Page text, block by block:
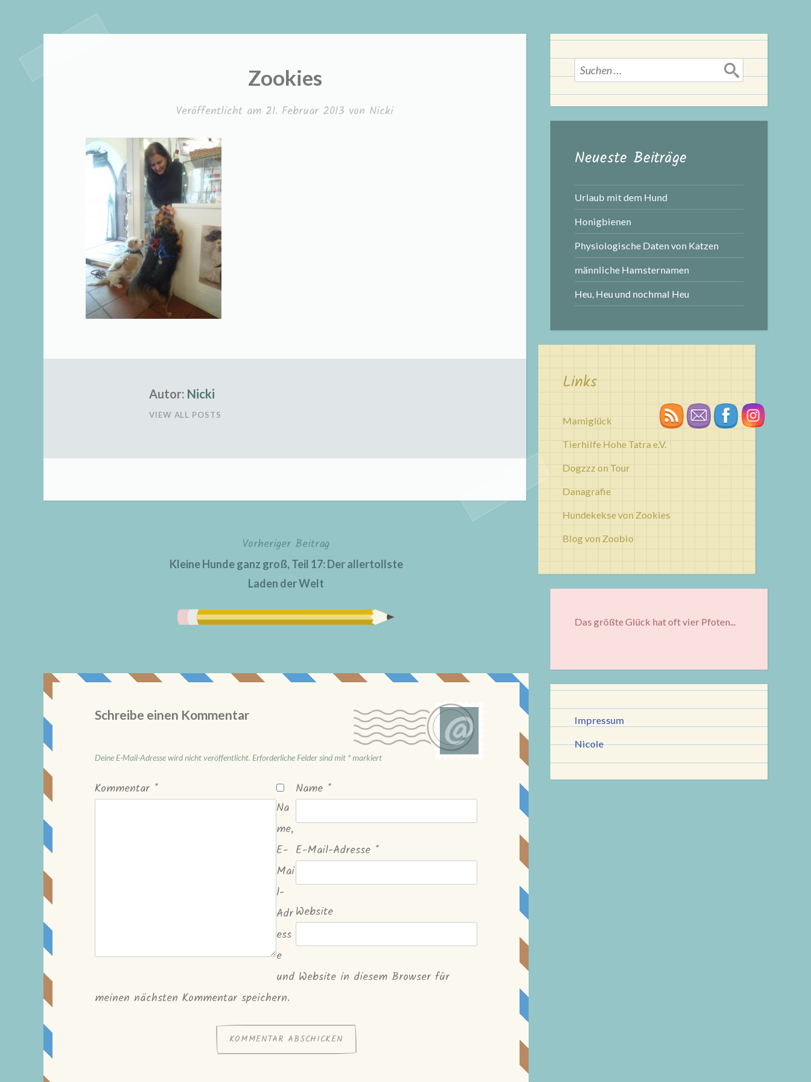
Zookies
Veröffentlicht am 21. Februar 2013 von Nicki
Autor: Nicki
VIEW ALL POSTS
Vorheriger Beitrag
Kleine Hunde ganz groß, Teil 17: Der allertollste
Laden der Welt
Schreibe einen Kommentar
Deine E-Mail-Adresse wird nicht veröffentlicht. Erforderliche Felder sind mit *markiert
Kommentar * Name *
E-Mail-Adresse *
Website
Na
me,
E-
Mai
l-
Adr
ess
e
und Website in diesem Browser für
meinen nächsten Kommentar speichern.
Suchen
nach:
Neueste Beiträge
Urlaub mit dem Hund
Honigbienen
Physiologische Daten von Katzen
männliche Hamsternamen
Heu, Heu und nochmal Heu
Links
Mamiglück
Tierhilfe Hohe Tatra e.V.
Dogzzz on Tour
Danagrafie
Hundekekse von Zookies
Blog von Zoobio
Das größte Glück hat oft vier Pfoten...
Impressum
Nicole